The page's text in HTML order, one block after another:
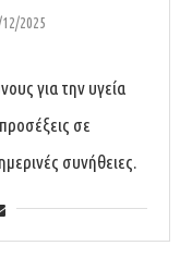
2025
για την υγεία
σε
συνήθειες.